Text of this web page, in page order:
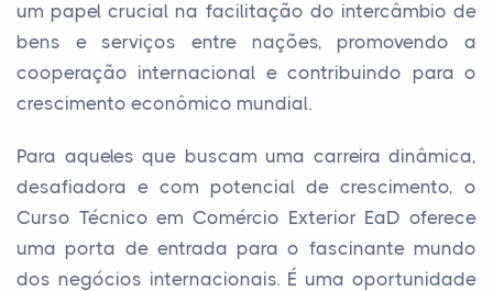
um papel crucial na facilitação do intercâmbio de
bens e serviços entre nações, promovendo a
cooperação internacional e contribuindo para o
crescimento econômico mundial.
Para aqueles que buscam uma carreira dinâmica,
desafiadora e com potencial de crescimento, o
Curso Técnico em Comércio Exterior EaD oferece
uma porta de entrada para o fascinante mundo
dos negócios internacionais. É uma oportunidade